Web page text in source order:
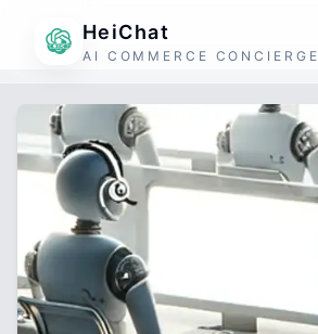
HeiChat
AI COMMERCE CONCIERGE